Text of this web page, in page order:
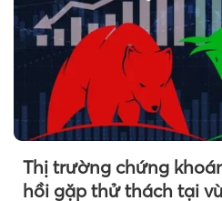
Thị trường chứng
hồi gặp thử thách tại